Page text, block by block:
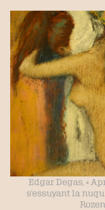
Edgar Degas, «
s’essuyant la